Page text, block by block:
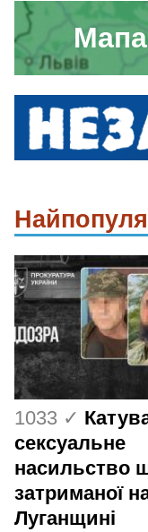
1033 ✓
сексуальне
насильство
затриманої
Луганщині